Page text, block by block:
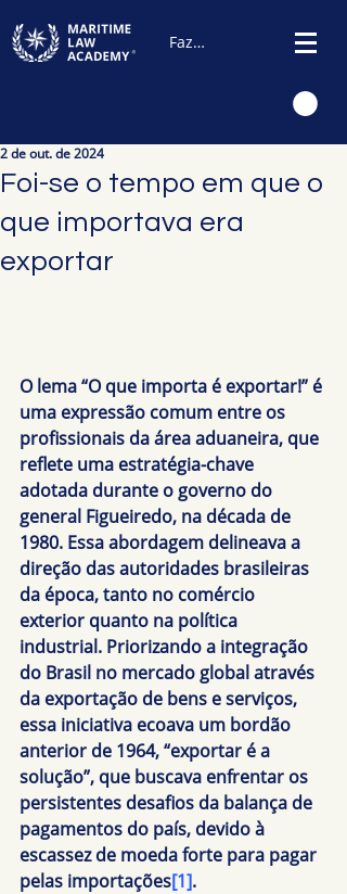
Fazer Login
Foi-se o tempo em que o
que importava era
exportar
2 de out. de 2024
O lema “O que importa é exportar!” é
uma expressão comum entre os
profissionais da área aduaneira, que
reflete uma estratégia-chave
adotada durante o governo do
general Figueiredo, na década de
1980. Essa abordagem delineava a
direção das autoridades brasileiras
da época, tanto no comércio
exterior quanto na política
industrial. Priorizando a integração
do Brasil no mercado global através
da exportação de bens e serviços,
essa iniciativa ecoava um bordão
anterior de 1964, “exportar é a
solução”, que buscava enfrentar os
persistentes desafios da balança de
pagamentos do país, devido à
escassez de moeda forte para pagar
pelas importações[1].